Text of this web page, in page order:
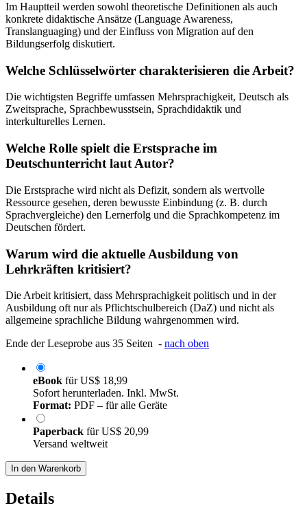
Im Hauptteil werden sowohl theoretische Definitionen als auch
konkrete didaktische Ansätze (Language Awareness,
Translanguaging) und der Einfluss von Migration auf den
Bildungserfolg diskutiert.
Welche Schlüsselwörter charakterisieren die Arbeit?
Die wichtigsten Begriffe umfassen Mehrsprachigkeit, Deutsch als
Zweitsprache, Sprachbewusstsein, Sprachdidaktik und
interkulturelles Lernen.
Welche Rolle spielt die Erstsprache im
Deutschunterricht laut Autor?
Die Erstsprache wird nicht als Defizit, sondern als wertvolle
Ressource gesehen, deren bewusste Einbindung (z. B. durch
Sprachvergleiche) den Lernerfolg und die Sprachkompetenz im
Deutschen fördert.
Warum wird die aktuelle Ausbildung von
Lehrkräften kritisiert?
Die Arbeit kritisiert, dass Mehrsprachigkeit politisch und in der
Ausbildung oft nur als Pflichtschulbereich (DaZ) und nicht als
allgemeine sprachliche Bildung wahrgenommen wird.
Ende der Leseprobe aus 35 Seiten - nach oben
eBook fürUS$ 18,99
Sofort herunterladen. Inkl. MwSt.
Format: PDF – für alle Geräte
Paperback fürUS$ 20,99
Versand weltweit
In den Warenkorb
Details